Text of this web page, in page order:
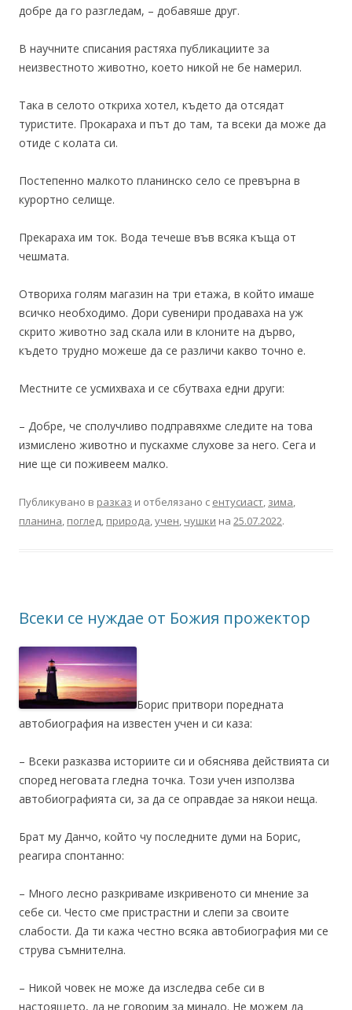
добре да го разгледам, – добавяше друг.
В научните списания растяха публикациите за
неизвестното животно, което никой не бе намерил.
Така в селото откриха хотел, където да отсядат
туристите. Прокараха и път до там, та всеки да може да
отиде с колата си.
Постепенно малкото планинско село се превърна в
курортно селище.
Прекараха им ток. Вода течеше във всяка къща от
чешмата.
Отвориха голям магазин на три етажа, в който имаше
всичко необходимо. Дори сувенири продаваха на уж
скрито животно зад скала или в клоните на дърво,
където трудно можеше да се различи какво точно е.
Местните се усмихваха и се сбутваха едни други:
– Добре, че сполучливо подправяхме следите на това
измислено животно и пускахме слухове за него. Сега и
ние ще си поживеем малко.
Публикувано в разказ и отбелязано с ентусиаст зима
планина поглед природа учен чушки на 25.07.2022.
Всеки се нуждае от Божия прожектор
Борис притвори поредната
автобиография на известен учен и си каза:
– Всеки разказва историите си и обяснява действията си
според неговата гледна точка. Този учен използва
автобиографията си, за да се оправдае за някои неща.
Брат му Данчо, който чу последните думи на Борис,
реагира спонтанно:
– Много лесно разкриваме изкривеното си мнение за
себе си. Често сме пристрастни и слепи за своите
слабости. Да ти кажа честно всяка автобиография ми се
струва съмнителна.
– Никой човек не може да изследва себе си в
настоящето, да не говорим за минало. Не можем да